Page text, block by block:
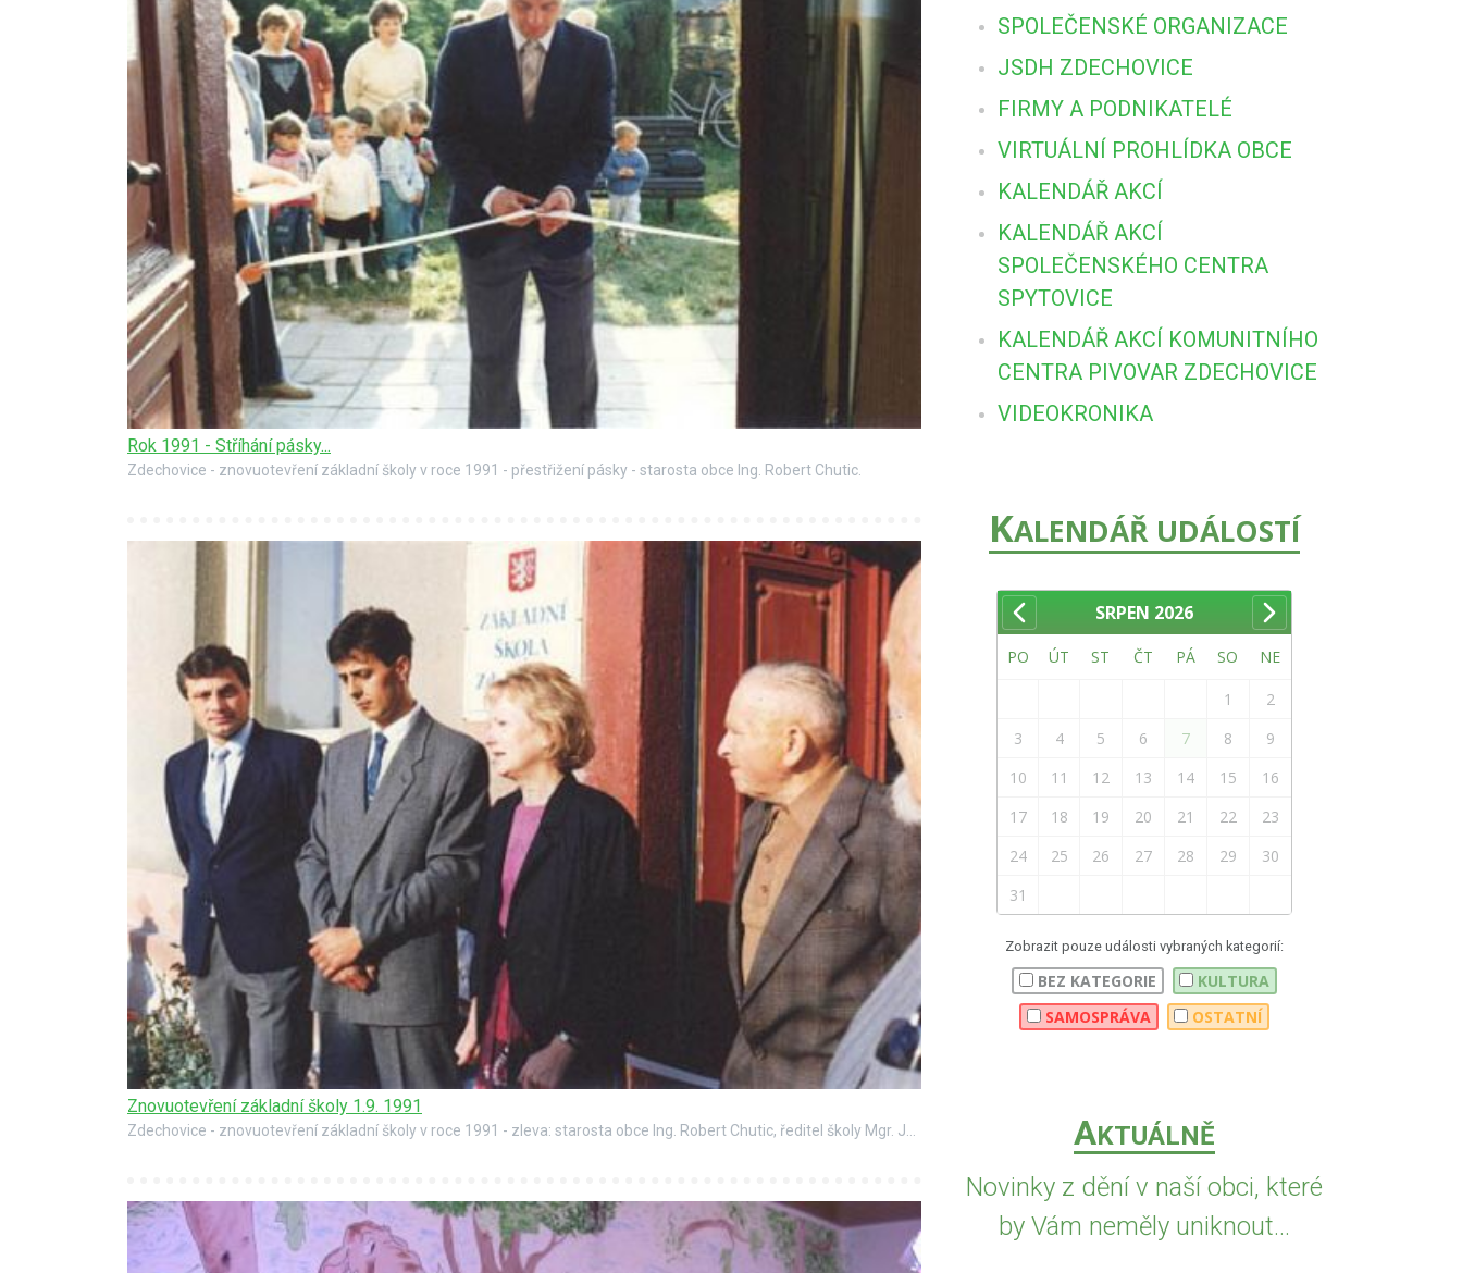
Rok 1991 - Stříhání pásky...
Zdechovice - znovuotevření základní školy v roce 1991 - přestřižení pásky - starosta obce Ing. Robert Chutic.
Znovuotevření základní školy 1.9. 1991
Zdechovice - znovuotevření základní školy v roce 1991 - zleva: starosta obce Ing. Robert Chutic, ředitel školy Mgr. Jan Mazal, přednostka Okresního úřadu Pardubice, JUDr. Drahoslava Bartošková, kronikář obce p. Josef Říha
SPOLEČENSKÉ ORGANIZACE
JSDH ZDECHOVICE
FIRMY A PODNIKATELÉ
VIRTUÁLNÍ PROHLÍDKA OBCE
KALENDÁŘ AKCÍ
KALENDÁŘ AKCÍ
SPOLEČENSKÉHO CENTRA
SPYTOVICE
KALENDÁŘ AKCÍ KOMUNITNÍHO
CENTRA PIVOVAR ZDECHOVICE
VIDEOKRONIKA
KALENDÁŘ UDÁLOSTÍ
SRPEN 2026
PO ÚT ST ČT PÁ SO NE
1
2
3
4 5 6 7 8
9
10
11 12 13 14 15
16
17
18 19 20 21 22
23
24
25 26 27 28 29
30
31
Zobrazit pouze události vybraných kategorií:
BEZ KATEGORIE
KULTURA
SAMOSPRÁVA
OSTATNÍ
AKTUÁLNĚ
Novinky z dění v naší obci, které
by Vám neměly uniknout...